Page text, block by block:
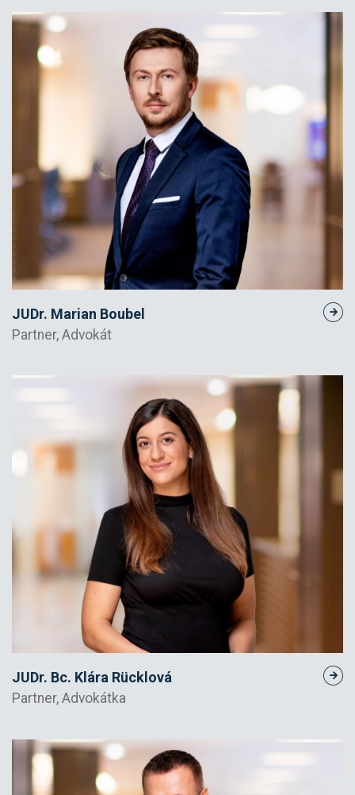
JUDr. Marian Boubel
Partner, Advokát
JUDr. Bc. Klára Rücklová
Partner, Advokátka